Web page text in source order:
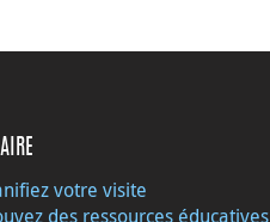
votre visite
des ressources éducatives